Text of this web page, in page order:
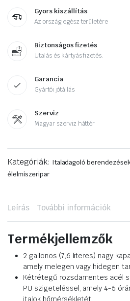
Gyors kiszállítás
Az ország egész területére
Biztonságos fizetés
Utalás és kártyás fizetés.
Garancia
Gyártói jótállás
Szerviz
Magyar szerviz háttér
Kategóriák: Italadagoló
élelmiszeripar
Leírás További információk
Termékjellemzők
2 gallonos (7,6 literes) nagy
amely melegen vagy hidegen
Kétrétegű rozsdamentes acél
PU szigeteléssel, amely 4-6
italok hőmérsékletét.